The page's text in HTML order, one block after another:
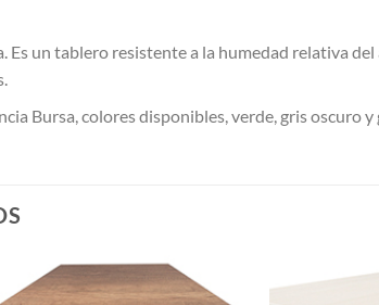
Es un tablero resistente a la humedad relativa
Bursa, colores disponibles, verde, gris oscuro y